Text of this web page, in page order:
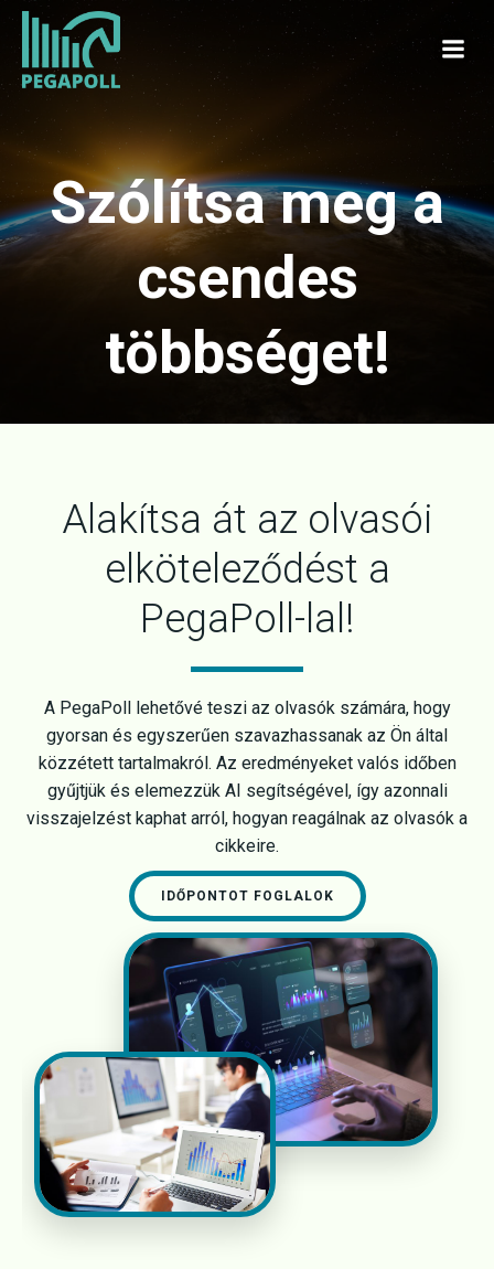
Szólítsa meg a
csendes
többséget!
Alakítsa át az olvasói
elköteleződést a
PegaPoll-lal!
A PegaPoll lehetővé teszi az olvasók számára, hogy
gyorsan és egyszerűen szavazhassanak az Ön által
közzétett tartalmakról. Az eredményeket valós időben
gyűjtjük és elemezzük AI segítségével, így azonnali
visszajelzést kaphat arról, hogyan reagálnak az olvasók a
cikkeire.
IDŐPONTOT FOGLALOK